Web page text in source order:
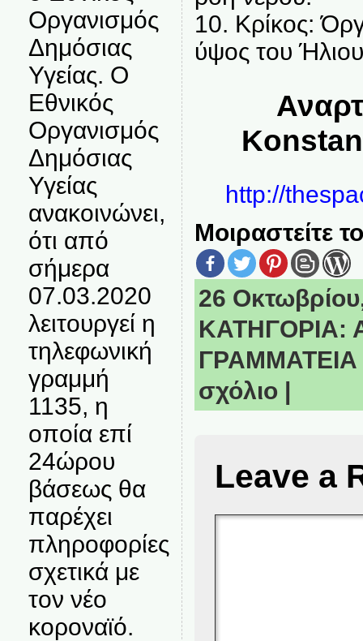
Οργανισμός
Δημόσιας
Υγείας. Ο
Εθνικός
Οργανισμός
Δημόσιας
Υγείας
ανακοινώνει,
ότι από
σήμερα
07.03.2020
λειτουργεί η
τηλεφωνική
γραμμή
1135, η
οποία επί
24ώρου
βάσεως θα
παρέχει
πληροφορίες
σχετικά με
τον νέο
κοροναϊό.
10. Κρίκος:
ύψος του
http://
Μοιραστείτε
26
ΚΑΤΗΓΟΡΙΑ:
ΓΡΑΜΜΑΤΕΙΑ
σχόλιο |
Leave a